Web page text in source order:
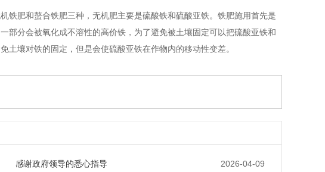
铁肥和螯合铁肥三种，无机肥主要是硫酸铁和硫酸亚铁。铁肥施用首先是
部分会被氧化成不溶性的高价铁，为了避免被土壤固定可以把硫酸亚铁和
壤对铁的固定，但是会使硫酸亚铁在作物内的移动性变差。
2026-04-09
感谢政府领导的悉心指导